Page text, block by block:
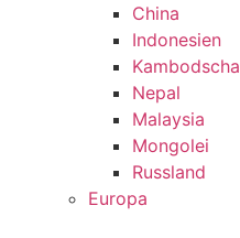
China
Indonesien
Kambodscha
Nepal
Malaysia
Mongolei
Russland
Europa